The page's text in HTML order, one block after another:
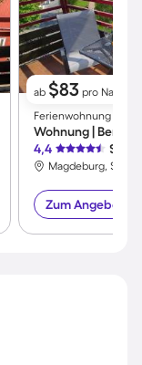
ab $83 pro Nacht
Ferienwohnung ∙ 2
Wohnung |
4,4
Sehr
Zum Angebot